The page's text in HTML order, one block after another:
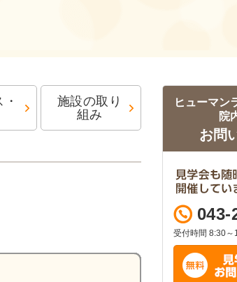
施設の取り
組み
ヒューマン
院
お問
043-
受付時間 8:30～